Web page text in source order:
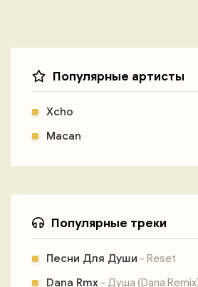
Популярные артисты
Xcho
Macan
Популярные треки
Песни Для Души - Reset
Dana Rmx - Душа (Dana